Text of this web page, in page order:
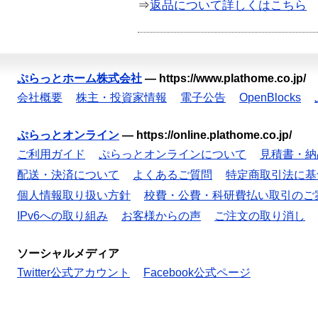
⇒返品について詳しくはこちら
ぷらっとホーム株式会社 — https://www.plathome.co.jp/
会社概要
株主・投資家情報 電子公告 OpenBlocks
ぷらっとオンライン — https://online.plathome.co.jp/
ご利用ガイド
ぷらっとオンラインについて
見積書・
配送・決済について
よくあるご質問
特定商取引法に
個人情報取り扱い方針
校費・公費・科研費払い取引のご
IPv6への取り組み
お客様からの声 ご注文の取り消し
ソーシャルメディア
Twitter公式アカウント
Facebook公式ページ